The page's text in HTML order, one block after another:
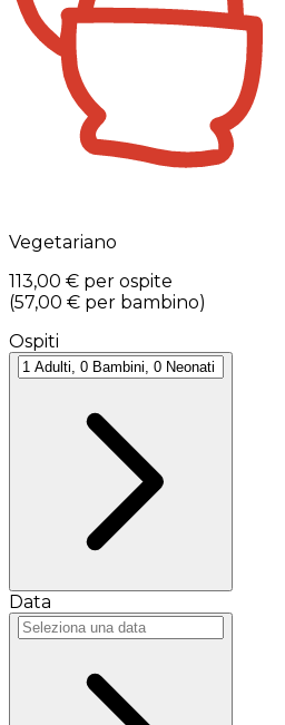
Vegetariano
113,00 € per ospite
(57,00 € per bambino)
Ospiti
Data